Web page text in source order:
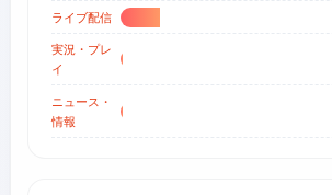
ライブ配信
実況・プレ
イ
ニュース・
情報